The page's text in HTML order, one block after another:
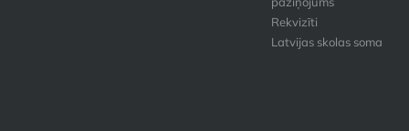
Rekvizīti
Latvijas skolas soma